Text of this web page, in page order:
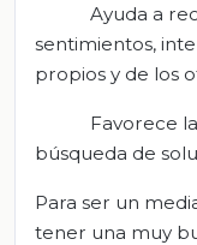
Ayuda a
sentimientos,
propios y de los
Favorece
búsqueda de
Para ser un
tener una muy